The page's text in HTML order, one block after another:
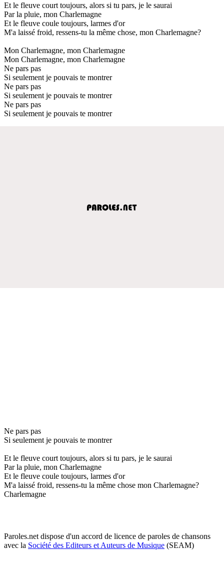
Et le fleuve court toujours, alors si tu pars, je le saurai
Par la pluie, mon Charlemagne
Et le fleuve coule toujours, larmes d'or
M'a laissé froid, ressens-tu la même chose, mon Charlemagne?
Mon Charlemagne, mon Charlemagne
Mon Charlemagne, mon Charlemagne
Ne pars pas
Si seulement je pouvais te montrer
Ne pars pas
Si seulement je pouvais te montrer
Ne pars pas
Si seulement je pouvais te montrer
Ne pars pas
Si seulement je pouvais te montrer
Et le fleuve court toujours, alors si tu pars, je le saurai
Par la pluie, mon Charlemagne
Et le fleuve coule toujours, larmes d'or
M'a laissé froid, ressens-tu la même chose mon Charlemagne?
Charlemagne
Paroles.net dispose d'un accord de licence de paroles de chansons
avec la Société des Editeurs et Auteurs de Musique (SEAM)